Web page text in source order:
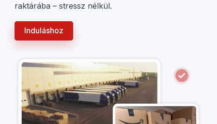
raktárába – stressz nélkül.
Induláshoz